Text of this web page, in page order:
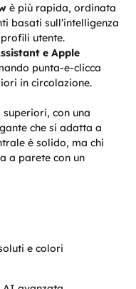
è più rapida, ordinata
basati sull’intelligenza
utente.
e Apple
punta-e-clicca
in circolazione.
con una
che si adatta a
è solido, ma chi
a parete con un
e colori